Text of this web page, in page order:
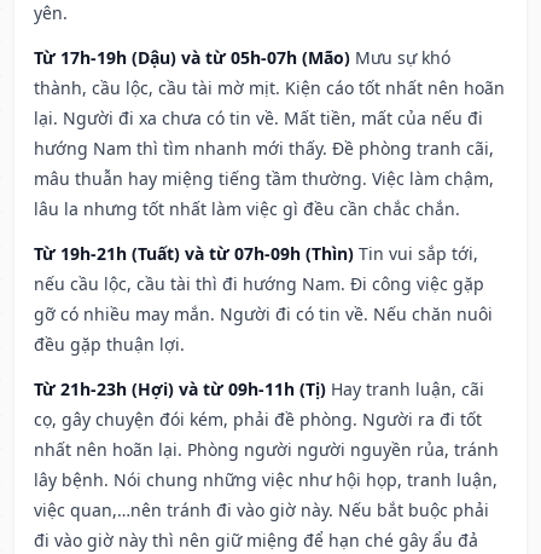
yên.
Từ 17h-19h (Dậu) và từ 05h-07h (Mão) Mưu sự khó
thành, cầu lộc, cầu tài mờ mịt. Kiện cáo tốt nhất nên hoãn
lại. Người đi xa chưa có tin về. Mất tiền, mất của nếu đi
hướng Nam thì tìm nhanh mới thấy. Đề phòng tranh cãi,
mâu thuẫn hay miệng tiếng tầm thường. Việc làm chậm,
lâu la nhưng tốt nhất làm việc gì đều cần chắc chắn.
Từ 19h-21h (Tuất) và từ 07h-09h (Thìn) Tin vui sắp tới,
nếu cầu lộc, cầu tài thì đi hướng Nam. Đi công việc gặp
gỡ có nhiều may mắn. Người đi có tin về. Nếu chăn nuôi
đều gặp thuận lợi.
Từ 21h-23h (Hợi) và từ 09h-11h (Tị) Hay tranh luận, cãi
cọ, gây chuyện đói kém, phải đề phòng. Người ra đi tốt
nhất nên hoãn lại. Phòng người người nguyền rủa, tránh
lây bệnh. Nói chung những việc như hội họp, tranh luận,
việc quan,…nên tránh đi vào giờ này. Nếu bắt buộc phải
đi vào giờ này thì nên giữ miệng để hạn ché gây ẩu đả